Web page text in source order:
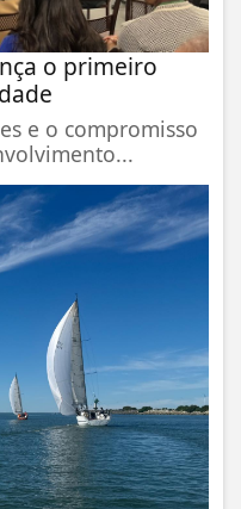
o primeiro
e o compromisso